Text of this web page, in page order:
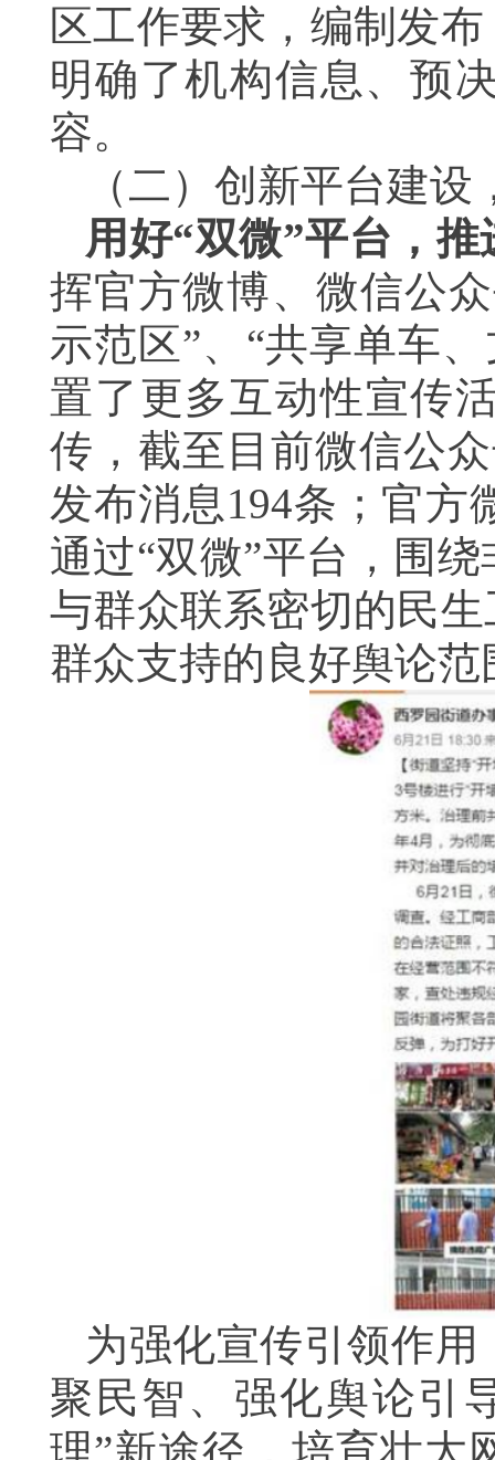
区工作要求，编制发
明确了机构信息、预
容。
（二）创新平台建
用好“双微”平台，
挥官方微博、微信公
示范区”、“共享单车
置了更多互动性宣传
传，截至目前微信公
发布消息194条；官方
通过“双微”平台，围
与群众联系密切的民
群众支持的良好舆论
为强化宣传引领作
聚民智、强化舆论引